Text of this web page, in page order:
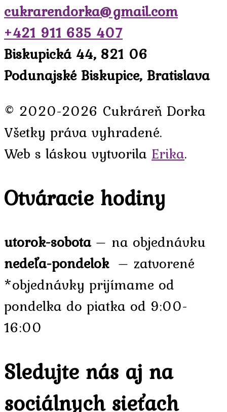
cukrarendorka@gmail.com
+421 911 635 407
Biskupická 44, 821 06
Podunajské Biskupice, Bratislava
© 2020-2026 Cukráreň Dorka
Všetky práva vyhradené.
Web s láskou vytvorila Erika.
Otváracie hodiny
utorok-sobota– na objednávku
nedeľa-pondelok – zatvorené
*objednávky prijímame od
pondelka do piatka od 9:00-
16:00
Sledujte nás aj na
sociálnych sieťach